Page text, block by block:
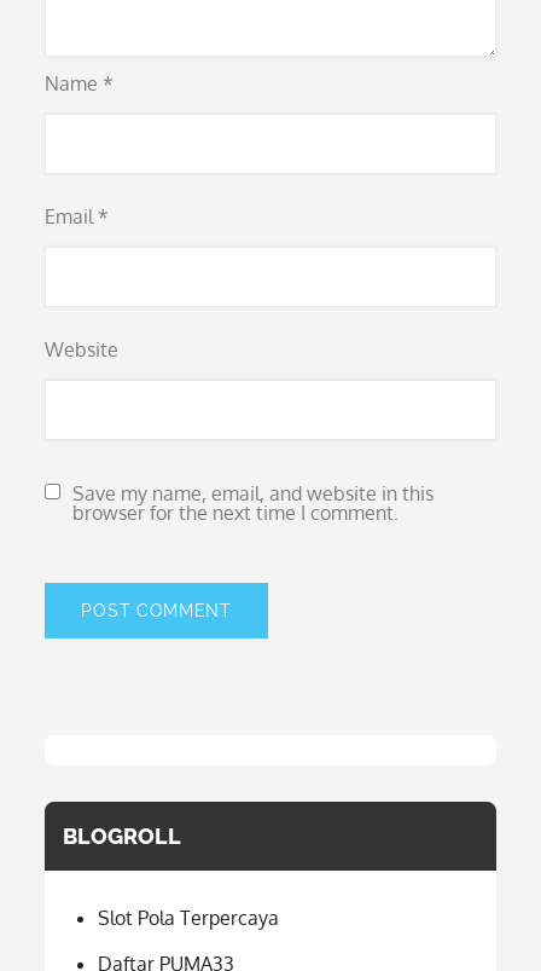
Name *
Email *
Website
Save my name, email, and website in this
browser for the next time I comment.
BLOGROLL
Slot Pola Terpercaya
Daftar PUMA33